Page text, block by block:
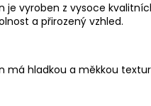
je vyroben z vysoce
a přirozený vzhled.
má hladkou a měkkou